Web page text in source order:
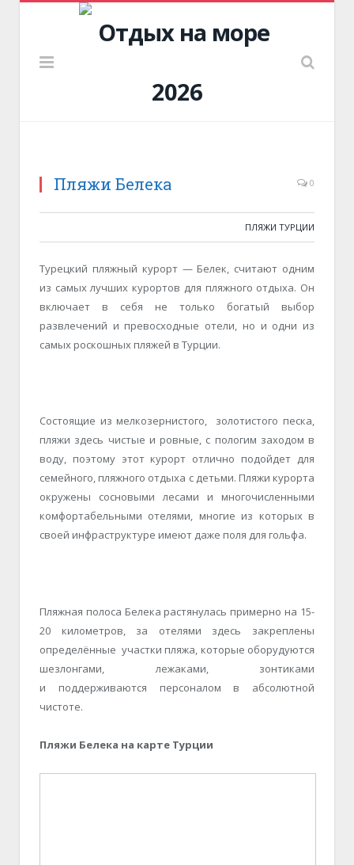
Пляжи Белека 0
ПЛЯЖИ ТУРЦИИ
Турецкий пляжный курорт — Белек, считают одним
из самых лучших курортов для пляжного отдыха. Он
включает в себя не только богатый выбор
развлечений и превосходные отели, но и одни из
самых роскошных пляжей в Турции.
Состоящие из мелкозернистого, золотистого песка,
пляжи здесь чистые и ровные, с пологим заходом в
воду, поэтому этот курорт отлично подойдет для
семейного, пляжного отдыха с детьми. Пляжи курорта
окружены сосновыми лесами и многочисленными
комфортабельными отелями, многие из которых в
своей инфраструктуре имеют даже поля для гольфа.
Пляжная полоса Белека растянулась примерно на 15-
20 километров, за отелями здесь закреплены
определённые участки пляжа, которые оборудуются
шезлонгами, лежаками, зонтиками
и поддерживаются персоналом в абсолютной
чистоте.
Пляжи Белека на карте Турции